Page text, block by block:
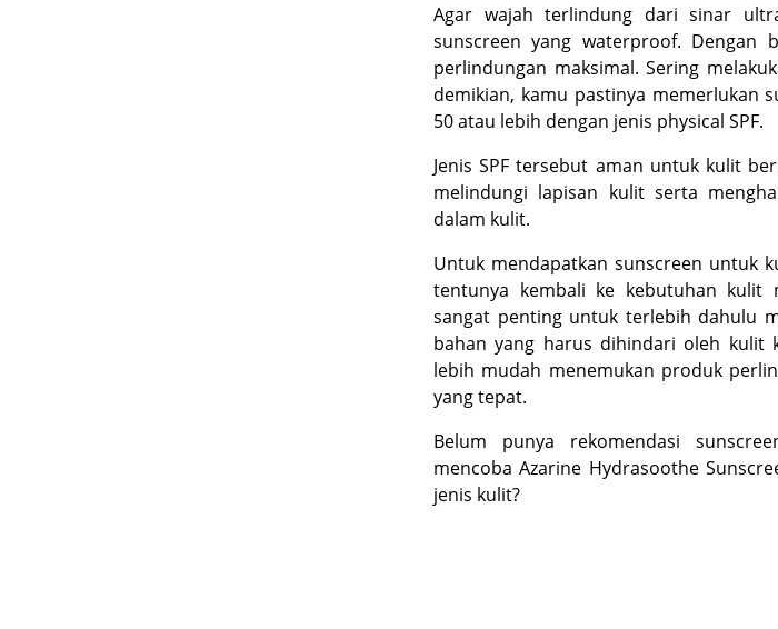
Agar wajah terlindung dari sinar
sunscreen yang waterproof. Dengan
perlindungan maksimal. Sering
demikian, kamu pastinya memerlukan
50 atau lebih dengan jenis physical SPF.
Jenis SPF tersebut aman untuk kulit
melindungi lapisan kulit serta
dalam kulit.
Untuk mendapatkan sunscreen untuk
tentunya kembali ke kebutuhan kulit
sangat penting untuk terlebih dahulu
bahan yang harus dihindari oleh kulit
lebih mudah menemukan produk
yang tepat.
Belum punya rekomendasi
mencoba Azarine Hydrasoothe
jenis kulit?